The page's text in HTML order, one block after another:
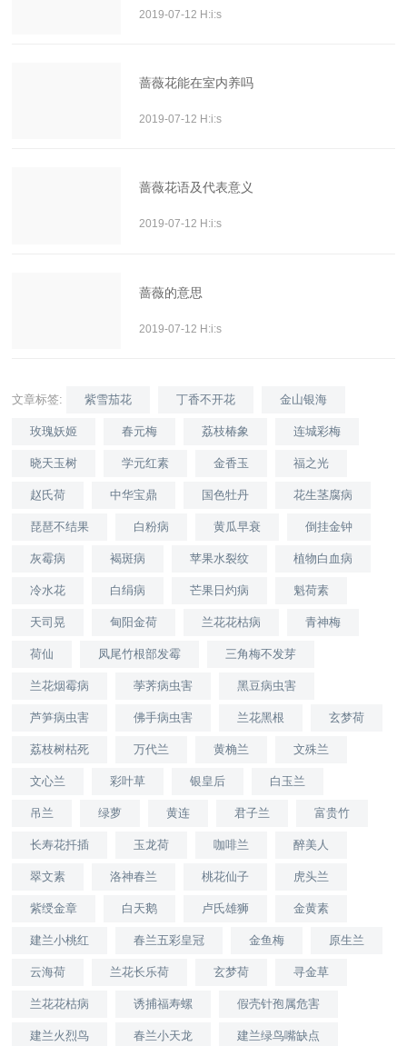
2019-07-12 H:i:s
蔷薇花能在室内养吗
2019-07-12 H:i:s
蔷薇花语及代表意义
2019-07-12 H:i:s
蔷薇的意思
2019-07-12 H:i:s
文章标签: 紫雪茄花 丁香不开花 金山银海
玫瑰妖姬 春元梅 荔枝椿象 连城彩梅
晓天玉树 学元红素 金香玉 福之光
赵氏荷 中华宝鼎 国色牡丹 花生茎腐病
琵琶不结果 白粉病 黄瓜早衰 倒挂金钟
灰霉病 褐斑病 苹果水裂纹 植物白血病
冷水花 白绢病 芒果日灼病 魁荷素
天司晃 甸阳金荷 兰花花枯病 青神梅
荷仙 凤尾竹根部发霉 三角梅不发芽
兰花烟霉病 荸荠病虫害 黑豆病虫害
芦笋病虫害 佛手病虫害 兰花黑根 玄梦荷
荔枝树枯死 万代兰 黄桷兰 文殊兰
文心兰 彩叶草 银皇后 白玉兰
吊兰 绿萝 黄连 君子兰 富贵竹
长寿花扦插 玉龙荷 咖啡兰 醉美人
翠文素 洛神春兰 桃花仙子 虎头兰
紫绶金章 白天鹅 卢氏雄狮 金黄素
建兰小桃红 春兰五彩皇冠 金鱼梅 原生兰
云海荷 兰花长乐荷 玄梦荷 寻金草
兰花花枯病 诱捕福寿螺 假壳针孢属危害
建兰火烈鸟 春兰小天龙 建兰绿鸟嘴缺点